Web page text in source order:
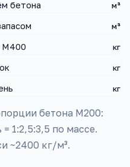
бетона м³
м³
М400 кг
кг
кг
бетона М200:
1:2,5:3,5 по массе.
~2400 кг/м³.